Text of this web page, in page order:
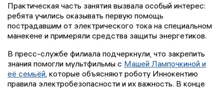
Практическая часть занятия вызвала особый интерес:
ребята учились оказывать первую помощь
пострадавшим от электрического тока на специальном
манекене и примеряли средства защиты энергетиков.
В пресс-службе филиала подчеркнули, что закрепить
знания помогли мультфильмы с Машей Лампочкиной и
её семьёй, которые объясняют роботу Иннокентию
правила электробезопасности и их важность. В конце